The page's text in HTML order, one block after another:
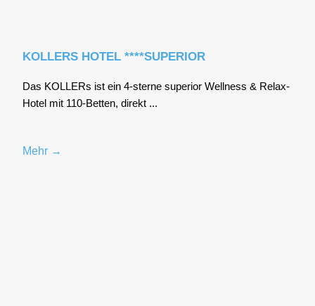
KOLLERS HOTEL ****SUPERIOR
Das KOL­LERs ist ein 4‑sterne supe­ri­or Well­ness & Relax-
Hotel mit 110-Bet­ten, direkt ...
Mehr →